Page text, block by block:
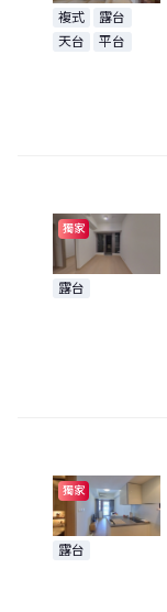
複式
露台
天台
平台
獨家
露台
獨家
露台